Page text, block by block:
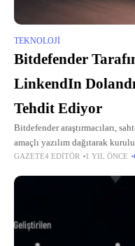
TEKNOLOJI
Bitdefender
LinkendIn
Tehdit Ediyor
Bitdefender araştırmacıları,
amaçlı yazılım dağıtarak
dolandırıcılık kampanyasını
GAZETE4 EDITÖR 1 YIL ÖNCE